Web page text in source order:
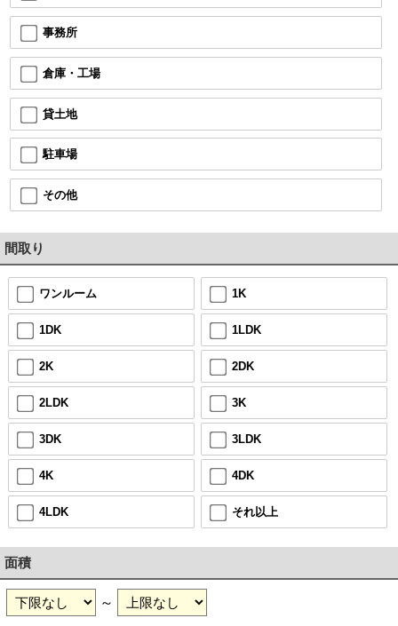
事務所
倉庫・工場
貸土地
駐車場
その他
間取り
ワンルーム 1K
1DK 1LDK
2K 2DK
2LDK 3K
3DK 3LDK
4K 4DK
4LDK それ以上
面積
～